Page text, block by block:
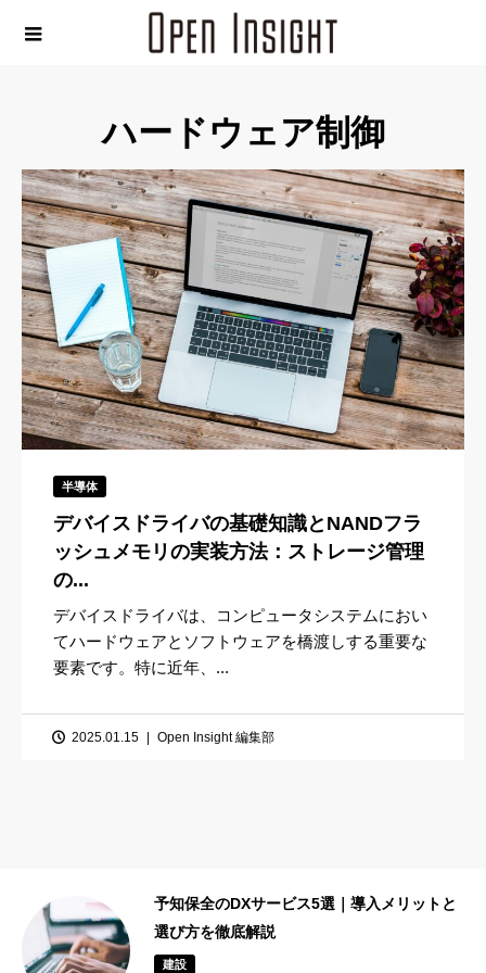
ハードウェア制御
半導体
デバイスドライバの基礎知識とNANDフラ
ッシュメモリの実装方法：ストレージ管理
の...
デバイスドライバは、コンピュータシステムにおい
てハードウェアとソフトウェアを橋渡しする重要な
要素です。特に近年、...
2025.01.15 Open Insight 編集部
予知保全のDXサービス5選｜導入メリットと
選び方を徹底解説
建設